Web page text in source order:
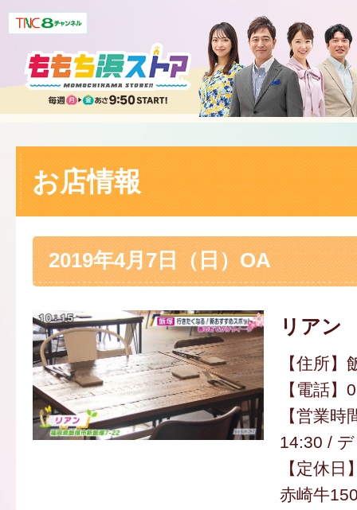
お店情報
2019年4月7日（日）OA
リアン
【住所
【電話
【営業
14:30 /
【定休日
赤崎牛